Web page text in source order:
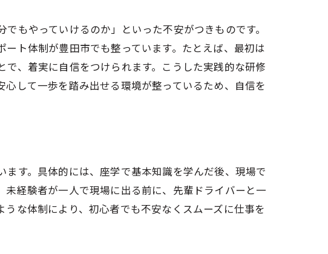
軟性
肢
体験
由
集
もやっていけるのか」といった不安がつきものです。
ト体制が豊田市でも整っています。たとえば、最初は
、着実に自信をつけられます。こうした実践的な研修
して一歩を踏み出せる環境が整っているため、自信を
す。具体的には、座学で基本知識を学んだ後、現場で
経験者が一人で現場に出る前に、先輩ドライバーと一
な体制により、初心者でも不安なくスムーズに仕事を